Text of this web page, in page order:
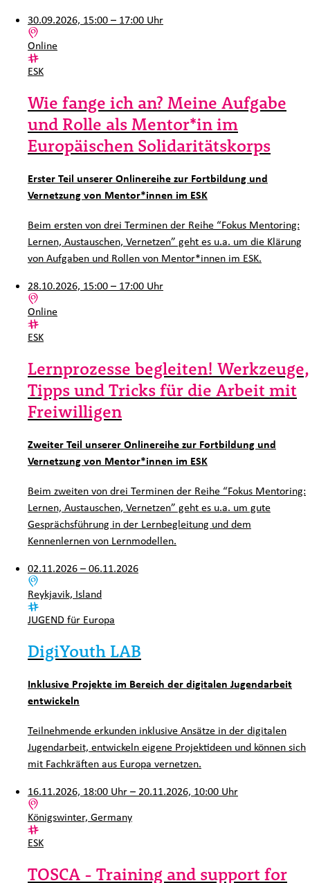
30.09.2026, 15:00 – 17:00 Uhr
Ort:
Online
Kategorie:
ESK
Wie fange ich an? Meine Aufgabe
und Rolle als Mentor*in im
Europäischen Solidaritätskorps
Erster Teil unserer Onlinereihe zur Fortbildung und
Vernetzung von Mentor*innen im ESK
Beim ersten von drei Terminen der Reihe “Fokus Mentoring:
Lernen, Austauschen, Vernetzen” geht es u.a. um die Klärung
von Aufgaben und Rollen von Mentor*innen im ESK.
28.10.2026, 15:00 – 17:00 Uhr
Ort:
Online
Kategorie:
ESK
Lernprozesse begleiten! Werkzeuge,
Tipps und Tricks für die Arbeit mit
Freiwilligen
Zweiter Teil unserer Onlinereihe zur Fortbildung und
Vernetzung von Mentor*innen im ESK
Beim zweiten von drei Terminen der Reihe “Fokus Mentoring:
Lernen, Austauschen, Vernetzen” geht es u.a. um gute
Gesprächsführung in der Lernbegleitung und dem
Kennenlernen von Lernmodellen.
02.11.2026 – 06.11.2026
Ort:
Reykjavik, Island
Kategorie:
JUGEND für Europa
DigiYouth LAB
Inklusive Projekte im Bereich der digitalen Jugendarbeit
entwickeln
Teilnehmende erkunden inklusive Ansätze in der digitalen
Jugendarbeit, entwickeln eigene Projektideen und können sich
mit Fachkräften aus Europa vernetzen.
16.11.2026, 18:00 Uhr – 20.11.2026, 10:00 Uhr
Ort:
Königswinter, Germany
Kategorie:
ESK
TOSCA - Training and support for